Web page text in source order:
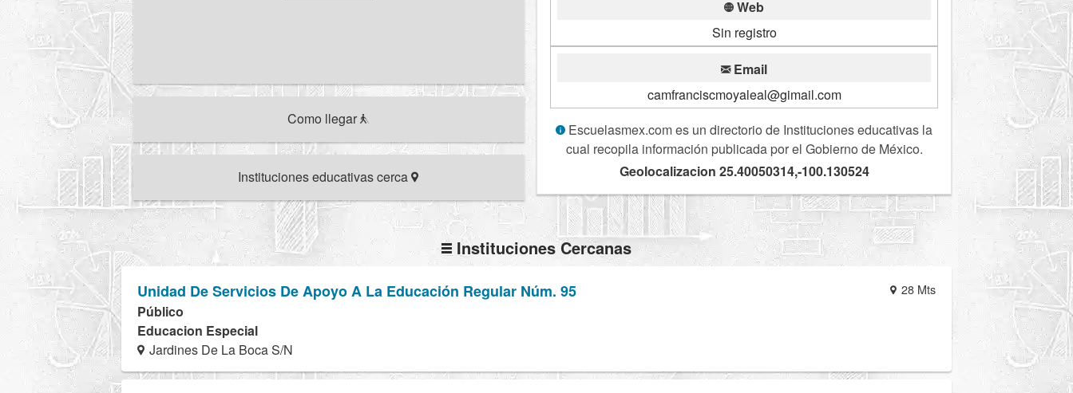
Como llegar
Instituciones educativas cerca
Web
Sin registro
Email
camfranciscmoyaleal@gimail.com
Escuelasmex.com es un directorio de Instituciones educativas la
cual recopila información publicada por el Gobierno de México.
Geolocalizacion 25.40050314,-100.130524
Instituciones Cercanas
28 Mts
Unidad De Servicios De Apoyo A La Educación Regular Núm. 95
Público
Educacion Especial
Jardines De La Boca S/N